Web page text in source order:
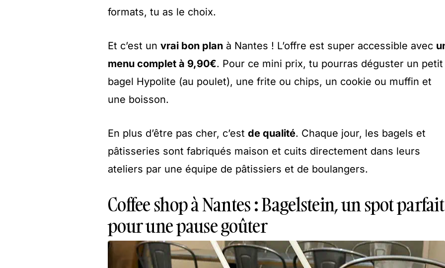
formats, tu as le choix.
Et c’est un vrai bon plan à Nantes ! L’offre est super accessible avec
menu complet à 9,90€. Pour ce mini prix, tu pourras déguster un petit
bagel Hypolite (au poulet), une frite ou chips, un cookie ou muffin et
une boisson.
En plus d’être pas cher, c’est de qualité. Chaque jour, les bagels et
pâtisseries sont fabriqués maison et cuits directement dans leurs
ateliers par une équipe de pâtissiers et de boulangers.
Coffee shop à Nantes : Bagelstein, un spot parfait
pour une pause goûter